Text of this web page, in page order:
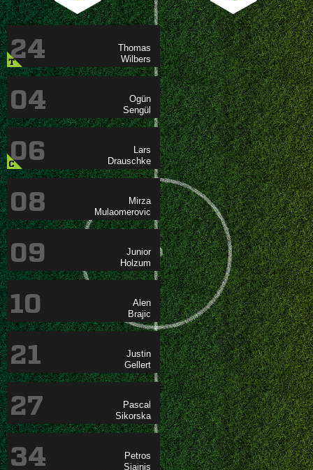


21


27


34


24
T


04


06
C


08


09


10